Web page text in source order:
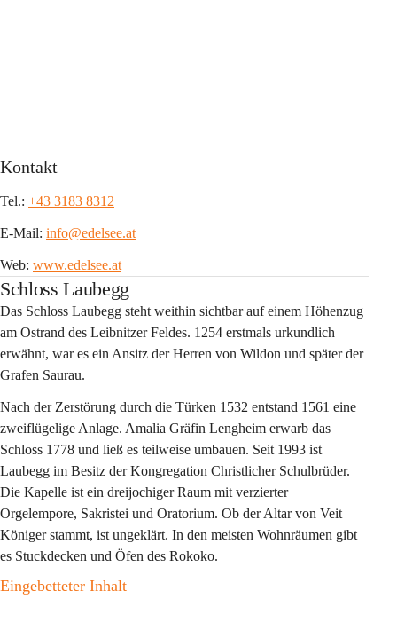
Kontakt
Tel.: +43 3183 8312
E-Mail: info@edelsee.at
Web: www.edelsee.at
Schloss Laubegg
Das Schloss Laubegg steht weithin sichtbar auf einem Höhenzug
am Ostrand des Leibnitzer Feldes. 1254 erstmals urkundlich
erwähnt, war es ein Ansitz der Herren von Wildon und später der
Grafen Saurau.
Nach der Zerstörung durch die Türken 1532 entstand 1561 eine
zweiflügelige Anlage. Amalia Gräfin Lengheim erwarb das
Schloss 1778 und ließ es teilweise umbauen. Seit 1993 ist
Laubegg im Besitz der Kongregation Christlicher Schulbrüder.
Die Kapelle ist ein dreijochiger Raum mit verzierter
Orgelempore, Sakristei und Oratorium. Ob der Altar von Veit
Königer stammt, ist ungeklärt. In den meisten Wohnräumen gibt
es Stuckdecken und Öfen des Rokoko.
Eingebetteter Inhalt